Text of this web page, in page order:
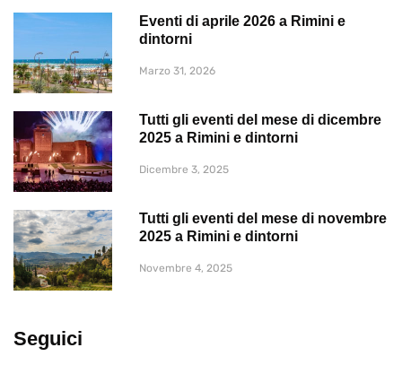
Eventi di aprile 2026 a Rimini e
dintorni
Marzo 31, 2026
Tutti gli eventi del mese di dicembre
2025 a Rimini e dintorni
Dicembre 3, 2025
Tutti gli eventi del mese di novembre
2025 a Rimini e dintorni
Novembre 4, 2025
Seguici